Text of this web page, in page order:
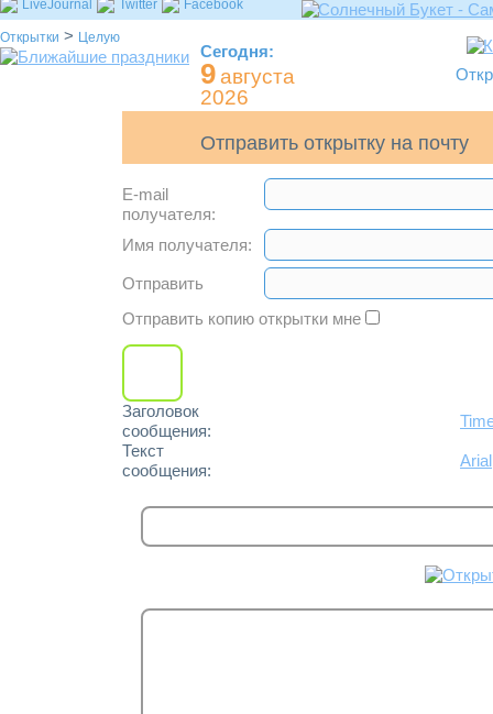
LiveJournal Twitter Facebook
Открытки > Целую
Сегодня:
9августа
2026
Отправить открытку на почту
E-mail
получателя:
Имя получателя:
Отправить
Отправить копию открытки мне
Заголовок
сообщения:
Текст
сообщения:
Arial